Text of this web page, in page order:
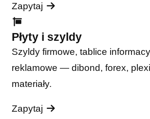
Zapytaj
Płyty i szyldy
Szyldy firmowe, tablice
reklamowe — dibond, forex,
materiały.
Zapytaj